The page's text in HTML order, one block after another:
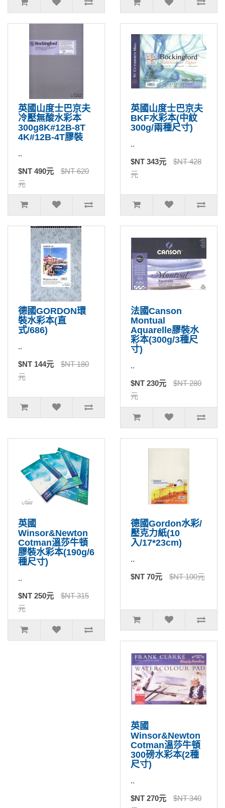
英國山度士巴京夫
冷壓無酸水彩本
300g8K#12B-8T
4K#12B-4T膠裝
..
$NT 490元
$NT 620
元
英國山度士巴京夫
BKF水彩本(中紋
300g/兩種尺寸)
..
$NT 343元
$NT 428
元
德國GORDON環
裝水彩本(直
式/686)
..
$NT 144元
$NT 180
元
法國Canson
Montual
Aquarelle膠裝水
彩本(300g/3種尺
寸)
..
$NT 230元
$NT 280
元
英國
Winsor&Newton
Cotman溫莎牛頓
膠裝水彩本(190g/6
種尺寸)
..
$NT 250元
$NT 315
元
德國Gordon水彩/
壓克力紙(10
入/17*23cm)
..
$NT 70元 $NT 100元
英國
Winsor&Newton
Cotman溫莎牛頓
300磅水彩本(2種
尺寸)
..
$NT 270元
$NT 340